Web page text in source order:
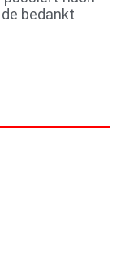
bedankt